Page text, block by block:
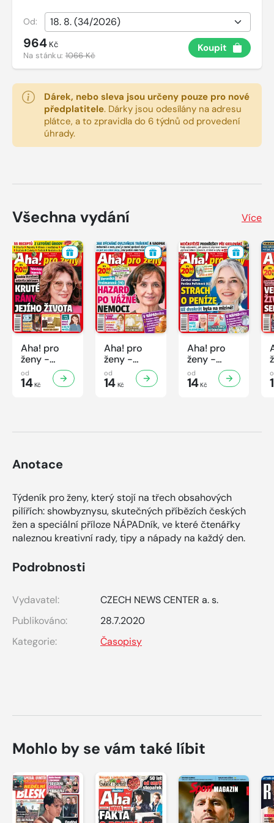
Od:
964 Kč
Na stánku:1066 Kč
Koupit
Dárek, nebo sleva jsou určeny pouze pro nové
předplatitele. Dárky jsou odesílány na adresu
plátce, a to zpravidla do 6 týdnů od provedení
úhrady.
Všechna vydání Více
Aha! pro
ženy -
32/2026
od
14Kč
Aha! pro
ženy -
31/2026
od
14Kč
Aha! pro
ženy -
30/2026
od
14Kč
Anotace
Týdeník pro ženy, který stojí na třech obsahových
pilířích: showbyznysu, skutečných příbězích českých
žen a speciální příloze NÁPADník, ve které čtenářky
naleznou kreativní rady, tipy a nápady na každý den.
Podrobnosti
Vydavatel:
CZECH NEWS CENTER a. s.
Publikováno:
28.7.2020
Kategorie:
Časopisy
Mohlo by se vám také líbit